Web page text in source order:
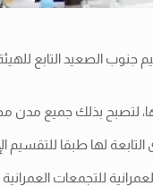
التابع للهيئة
لها، لتصبح بذلك جميع
لها طبقا للتقسيم
كوم أمبو بإجمالى عدد ( 115 )